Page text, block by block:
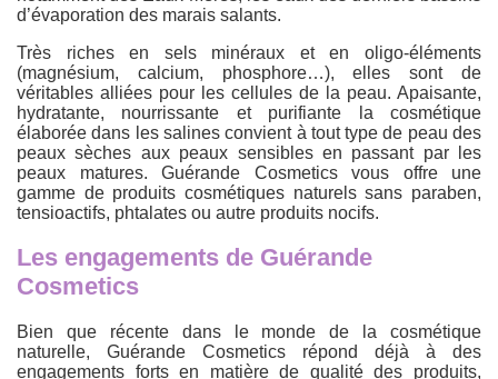
d’évaporation des marais salants.
Très riches en sels minéraux et en oligo-éléments
(magnésium, calcium, phosphore…), elles sont de
véritables alliées pour les cellules de la peau. Apaisante,
hydratante, nourrissante et purifiante la cosmétique
élaborée dans les salines convient à tout type de peau des
peaux sèches aux peaux sensibles en passant par les
peaux matures. Guérande Cosmetics vous offre une
gamme de produits cosmétiques naturels sans paraben,
tensioactifs, phtalates ou autre produits nocifs.
Les engagements de Guérande
Cosmetics
Bien que récente dans le monde de la cosmétique
naturelle, Guérande Cosmetics répond déjà à des
engagements forts en matière de qualité des produits,